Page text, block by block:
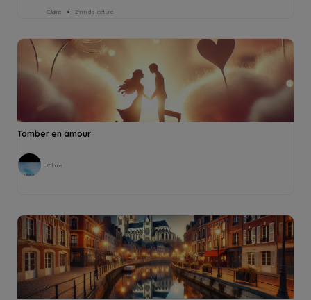
C.lair.e 2min de lecture
Tomber en amour
C.lair.e